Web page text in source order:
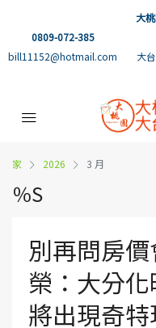
0809-072-385
bill11152@hotmail.com
大
大
家 2026 3 月
％S
別再問房
榮：大分
將出現奇